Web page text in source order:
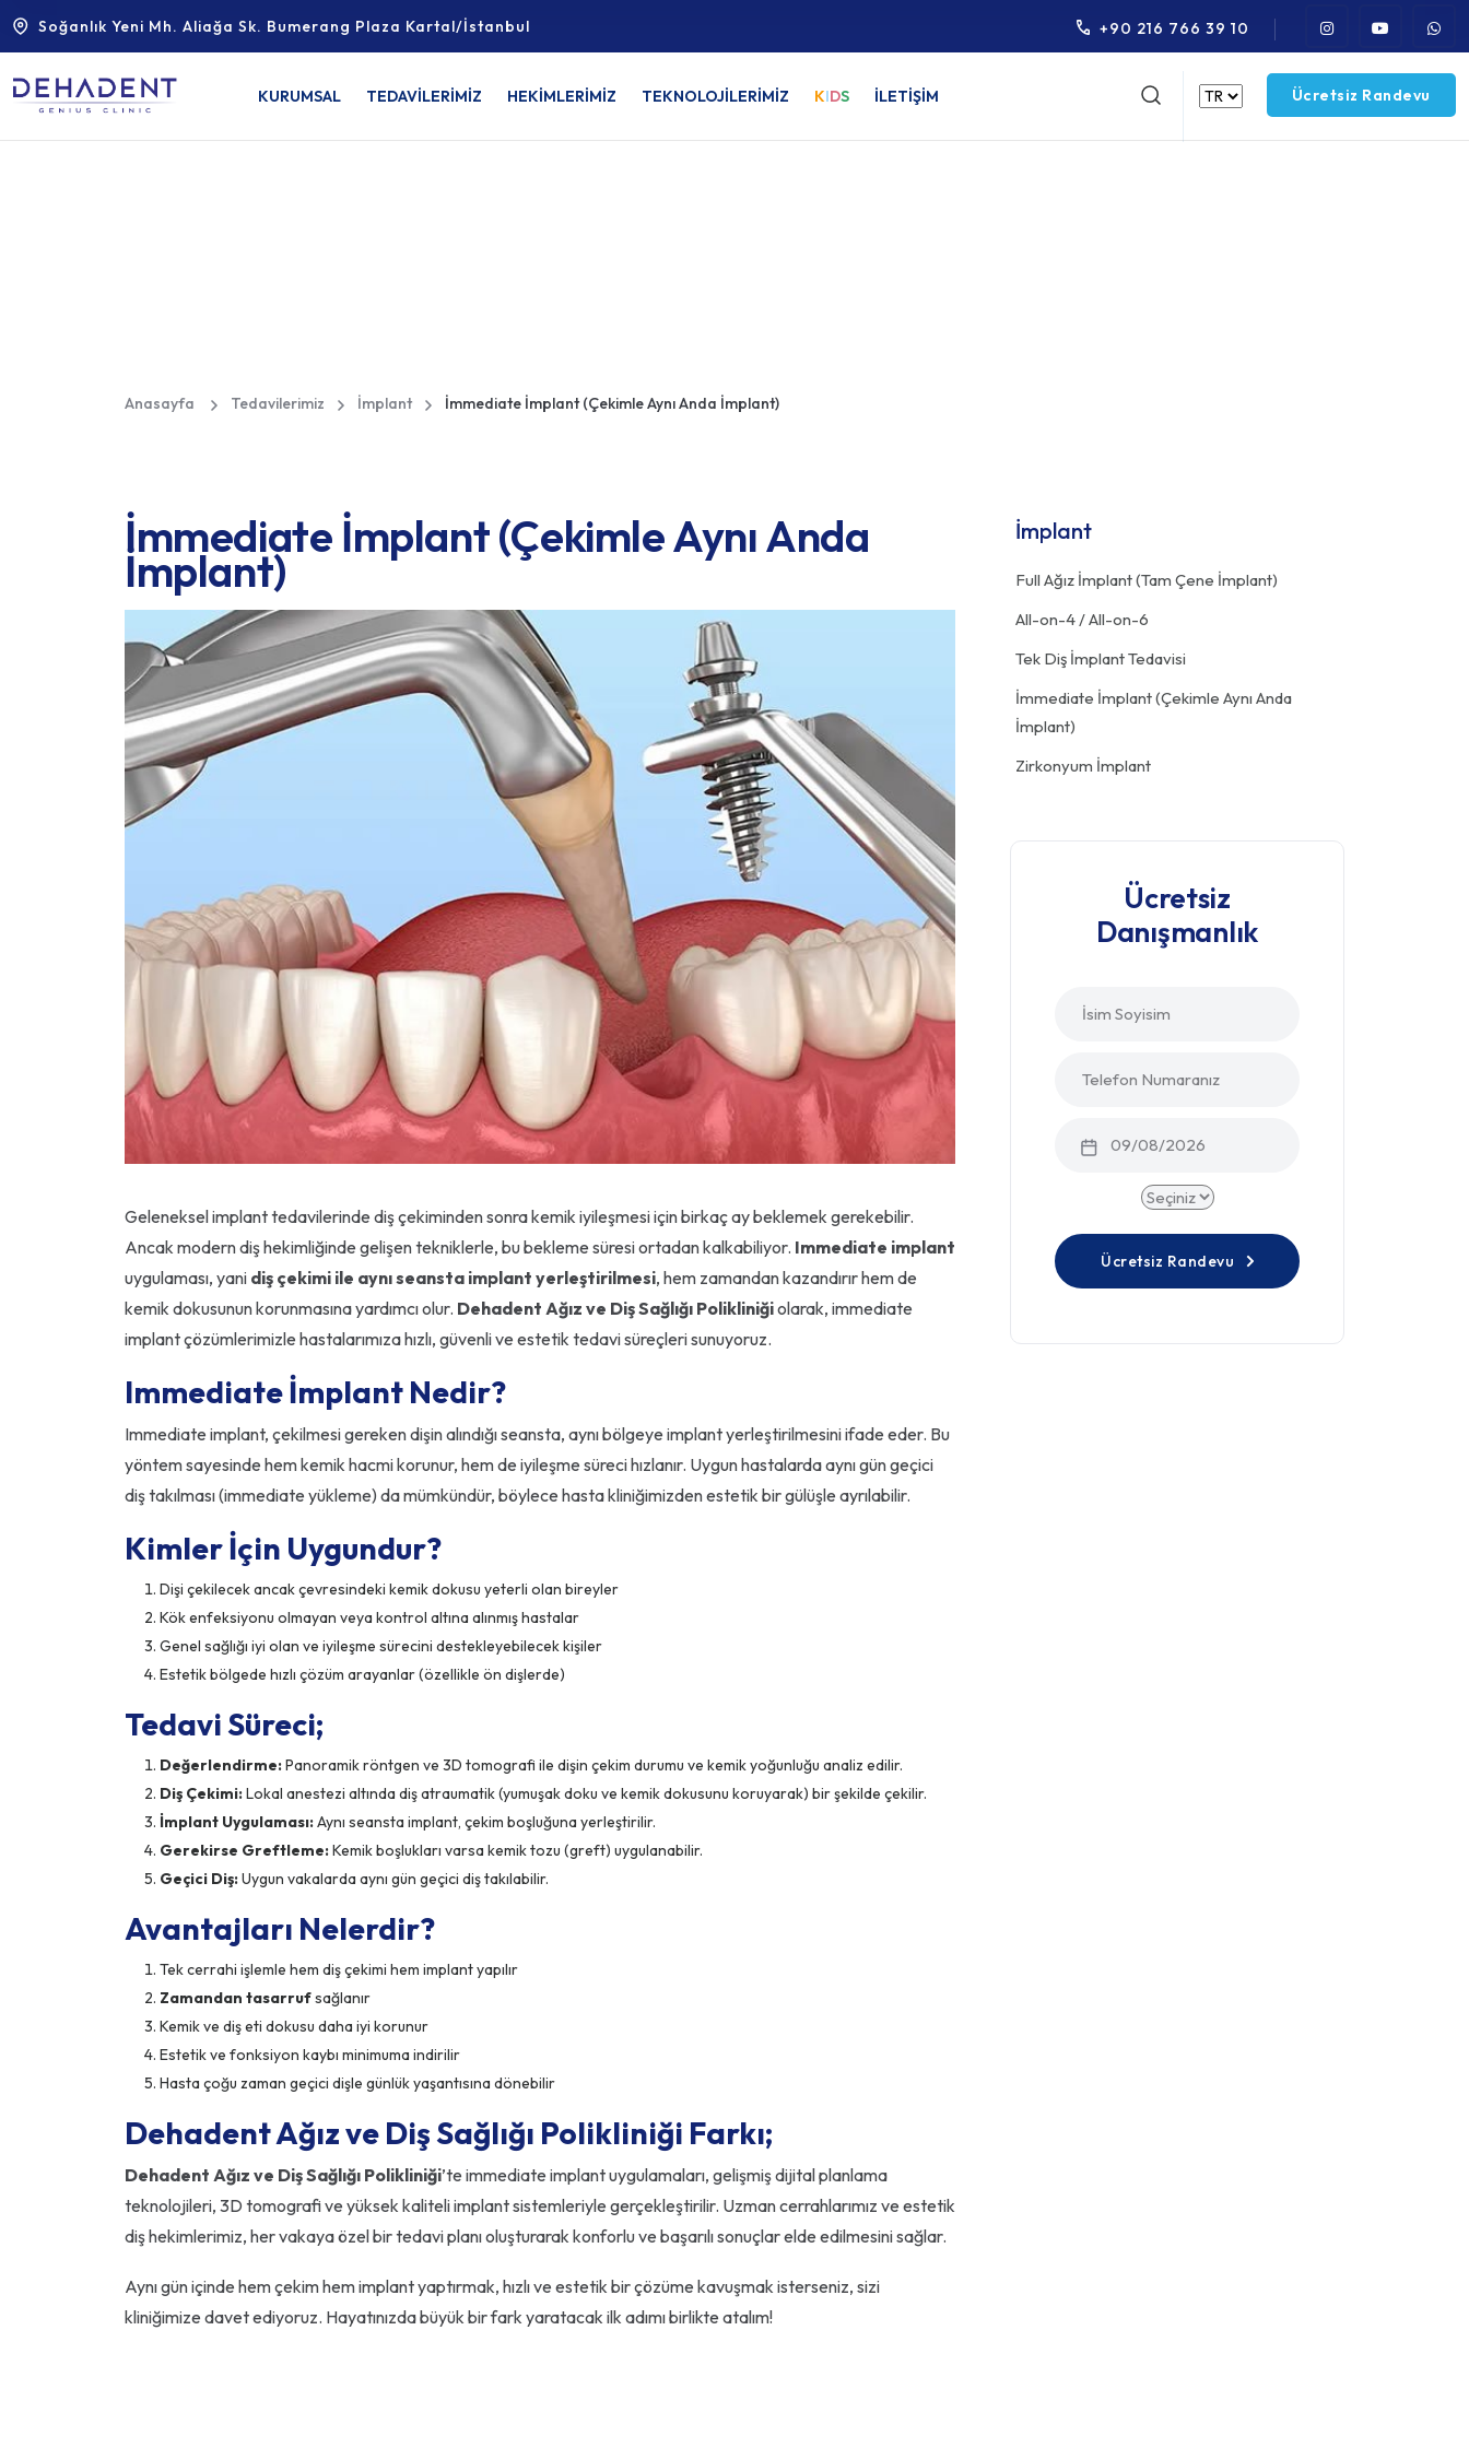
Soğanlık Yeni Mh. Aliağa Sk. Bumerang Plaza Kartal/İstanbul +90 216 766 39 10
KURUMSAL TEDAVİLERİMİZ HEKİMLERİMİZ TEKNOLOJİLERİMİZ KIDS İLETİŞİM Ücretsiz Randevu
Anasayfa Tedavilerimiz İmplant İmmediate İmplant (Çekimle Aynı Anda İmplant)
İmmediate İmplant (Çekimle Aynı Anda
İmplant)
Geleneksel implant tedavilerinde diş çekiminden sonra kemik iyileşmesi için birkaç ay beklemek gerekebilir.
Ancak modern diş hekimliğinde gelişen tekniklerle, bu bekleme süresi ortadan kalkabiliyor. Immediate implant
uygulaması, yani diş çekimi ile aynı seansta implant yerleştirilmesi, hem zamandan kazandırır hem de
kemik dokusunun korunmasına yardımcı olur. Dehadent Ağız ve Diş Sağlığı Polikliniğiolarak, immediate
implant çözümlerimizle hastalarımıza hızlı, güvenli ve estetik tedavi süreçleri sunuyoruz.
Immediate İmplant Nedir?
Immediate implant, çekilmesi gereken dişin alındığı seansta, aynı bölgeye implant yerleştirilmesini ifade eder. Bu
yöntem sayesinde hem kemik hacmi korunur, hem de iyileşme süreci hızlanır. Uygun hastalarda aynı gün geçici
diş takılması (immediate yükleme) da mümkündür, böylece hasta kliniğimizden estetik bir gülüşle ayrılabilir.
Kimler İçin Uygundur?
Dişi çekilecek ancak çevresindeki kemik dokusu yeterli olan bireyler
Kök enfeksiyonu olmayan veya kontrol altına alınmış hastalar
Genel sağlığı iyi olan ve iyileşme sürecini destekleyebilecek kişiler
Estetik bölgede hızlı çözüm arayanlar (özellikle ön dişlerde)
Tedavi Süreci;
Değerlendirme:Panoramik röntgen ve 3D tomografi ile dişin çekim durumu ve kemik yoğunluğu analiz edilir.
Diş Çekimi:Lokal anestezi altında diş atraumatik (yumuşak doku ve kemik dokusunu koruyarak) bir şekilde çekilir.
İmplant Uygulaması:Aynı seansta implant, çekim boşluğuna yerleştirilir.
Gerekirse Greftleme:Kemik boşlukları varsa kemik tozu (greft) uygulanabilir.
Geçici Diş:Uygun vakalarda aynı gün geçici diş takılabilir.
Avantajları Nelerdir?
Tek cerrahi işlemle hem diş çekimi hem implant yapılır
Zamandan tasarrufsağlanır
Kemik ve diş eti dokusu daha iyi korunur
Estetik ve fonksiyon kaybı minimuma indirilir
Hasta çoğu zaman geçici dişle günlük yaşantısına dönebilir
Dehadent Ağız ve Diş Sağlığı Polikliniği Farkı;
Dehadent Ağız ve Diş Sağlığı Polikliniği’te immediate implant uygulamaları, gelişmiş dijital planlama
teknolojileri, 3D tomografi ve yüksek kaliteli implant sistemleriyle gerçekleştirilir. Uzman cerrahlarımız ve estetik
diş hekimlerimiz, her vakaya özel bir tedavi planı oluşturarak konforlu ve başarılı sonuçlar elde edilmesini sağlar.
Aynı gün içinde hem çekim hem implant yaptırmak, hızlı ve estetik bir çözüme kavuşmak isterseniz, sizi
kliniğimize davet ediyoruz. Hayatınızda büyük bir fark yaratacak ilk adımı birlikte atalım!
İmplant
Full Ağız İmplant (Tam Çene İmplant)
All-on-4 / All-on-6
Tek Diş İmplant Tedavisi
İmmediate İmplant (Çekimle Aynı Anda
İmplant)
Zirkonyum İmplant
Ücretsiz
Danışmanlık
Ücretsiz Randevu